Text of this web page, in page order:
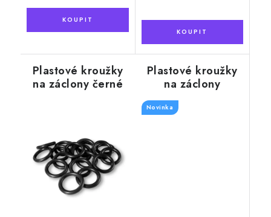
Plastové kroužky
na záclony černé
Plastové kroužky
na záclony
průhledné
Novinka